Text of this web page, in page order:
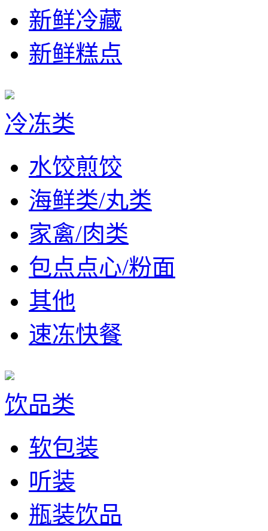
新鲜冷藏
新鲜糕点
冷冻类
水饺煎饺
海鲜类/丸类
家禽/肉类
包点点心/粉面
其他
速冻快餐
饮品类
软包装
听装
瓶装饮品